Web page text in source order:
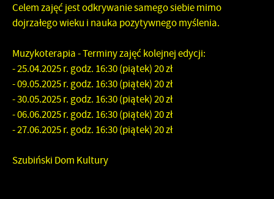
Celem zajęć jest odkrywanie samego siebie mimo
dojrzałego wieku i nauka pozytywnego myślenia.
Muzykoterapia - Terminy zajęć kolejnej edycji:
- 25.04.2025 r. godz. 16:30 (piątek) 20 zł
- 09.05.2025 r. godz. 16:30 (piątek) 20 zł
- 30.05.2025 r. godz. 16:30 (piątek) 20 zł
- 06.06.2025 r. godz. 16:30 (piątek) 20 zł
- 27.06.2025 r. godz. 16:30 (piątek) 20 zł
Szubiński Dom Kultury